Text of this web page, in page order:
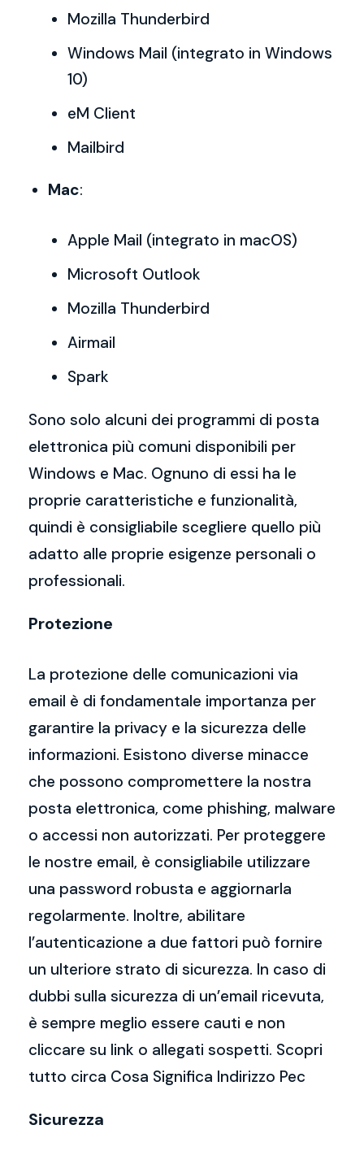
Mozilla Thunderbird
Windows Mail (integrato in Windows
10)
eM Client
Mailbird
Mac:
Apple Mail (integrato in macOS)
Microsoft Outlook
Mozilla Thunderbird
Airmail
Spark
Sono solo alcuni dei programmi di posta
elettronica più comuni disponibili per
Windows e Mac. Ognuno di essi ha le
proprie caratteristiche e funzionalità,
quindi è consigliabile scegliere quello più
adatto alle proprie esigenze personali o
professionali.
Protezione
La protezione delle comunicazioni via
email è di fondamentale importanza per
garantire la privacy e la sicurezza delle
informazioni. Esistono diverse minacce
che possono compromettere la nostra
posta elettronica, come phishing, malware
o accessi non autorizzati. Per proteggere
le nostre email, è consigliabile utilizzare
una password robusta e aggiornarla
regolarmente. Inoltre, abilitare
l’autenticazione a due fattori può fornire
un ulteriore strato di sicurezza. In caso di
dubbi sulla sicurezza di un’email ricevuta,
è sempre meglio essere cauti e non
cliccare su link o allegati sospetti. Scopri
tutto circa Cosa Significa Indirizzo Pec
Sicurezza